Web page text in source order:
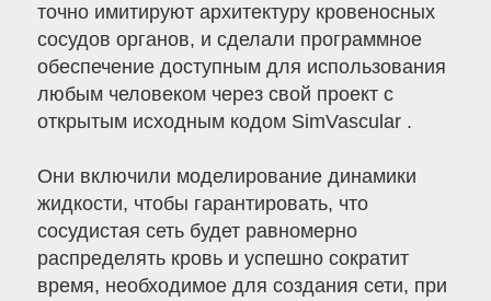
точно имитируют архитектуру кровеносных
сосудов органов, и сделали программное
обеспечение доступным для использования
любым человеком через свой проект с
открытым исходным кодом SimVascular .
Они включили моделирование динамики
жидкости, чтобы гарантировать, что
сосудистая сеть будет равномерно
распределять кровь и успешно сократит
время, необходимое для создания сети, при